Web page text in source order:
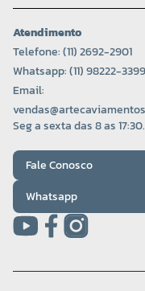
Atendimento
Telefone: (11) 2692-2901
Whatsapp: (11) 98222-3399
Email:
Seg a sexta das 8 as 17:30.
Fale Conosco
Whatsapp